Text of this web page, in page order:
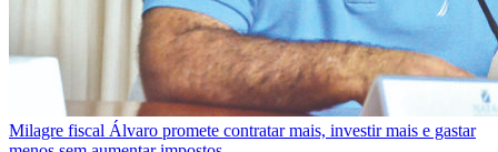
Milagre fiscal Álvaro promete contratar mais, investir mais e gastar